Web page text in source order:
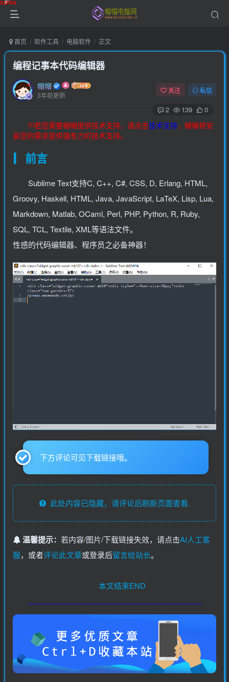
首页 软件工具 电脑软件 正文
编程记事本代码编辑器
帽帽
3年前更新
关注 私信
2 139 0
!!!若您需要帽帽提供技术支持，请点击技术支持，帽帽将安
装您的需求提供强有力的技术支持。
前言
Sublime Text支持C, C++, C#, CSS, D, Erlang, HTML,
Groovy, Haskell, HTML, Java, JavaScript, LaTeX, Lisp, Lua,
Markdown, Matlab, OCaml, Perl, PHP, Python, R, Ruby,
SQL, TCL, Textile, XML等语法文件。
性感的代码编辑器、程序员之必备神器！
下方评论可见下载链接哦。
此处内容已隐藏，请评论后刷新页面查看.
温馨提示： 若内容/图片/下载链接失效，请点击AI人工客
服，或者评论此文章或登录后留言给站长。
本文结束END